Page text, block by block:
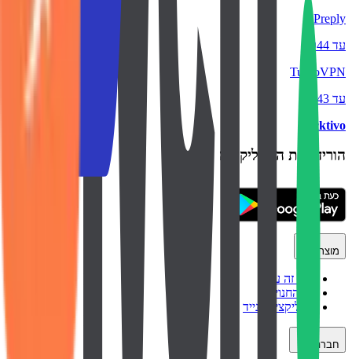
Preply
עד ₪44
TurboVPN
עד ₪43
backtivo
הורידו את האפליקציה
מוצר
איך זה עובד
כל החנויות
אפליקציה לנייד
חברה